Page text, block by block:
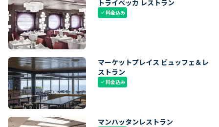
トライベッカ レストラン
check料金込み
マーケットプレイス ビュッフェ＆レ
ストラン
check料金込み
マンハッタンレストラン